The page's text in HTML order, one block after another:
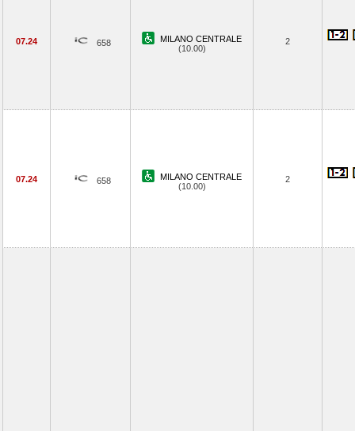
07.24 658
MILANO CENTRALE
(10.00)
2
07.24 658
MILANO CENTRALE
(10.00)
2